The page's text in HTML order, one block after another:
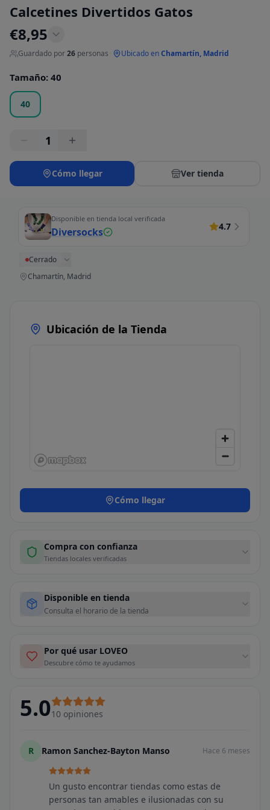
Calcetines Divertidos Gatos
€8,95
Guardado por26 personas Ubicado enChamartín, Madrid
Tamaño: 40
40
1
Cómo llegar Ver tienda
Disponible en tienda local verificada
Diversocks 4.7
Cerrado
Chamartín, Madrid
Ubicación de la Tienda
Cómo llegar
Compra con confianza
Tiendas locales verificadas
Disponible en tienda
Consulta el horario de la tienda
Por qué usar LOVEO
Descubre cómo te ayudamos
5.010 opiniones
R Ramon Sanchez-Bayton Manso Hace 6 meses
Un gusto encontrar tiendas como estas de
personas tan amables e ilusionadas con su